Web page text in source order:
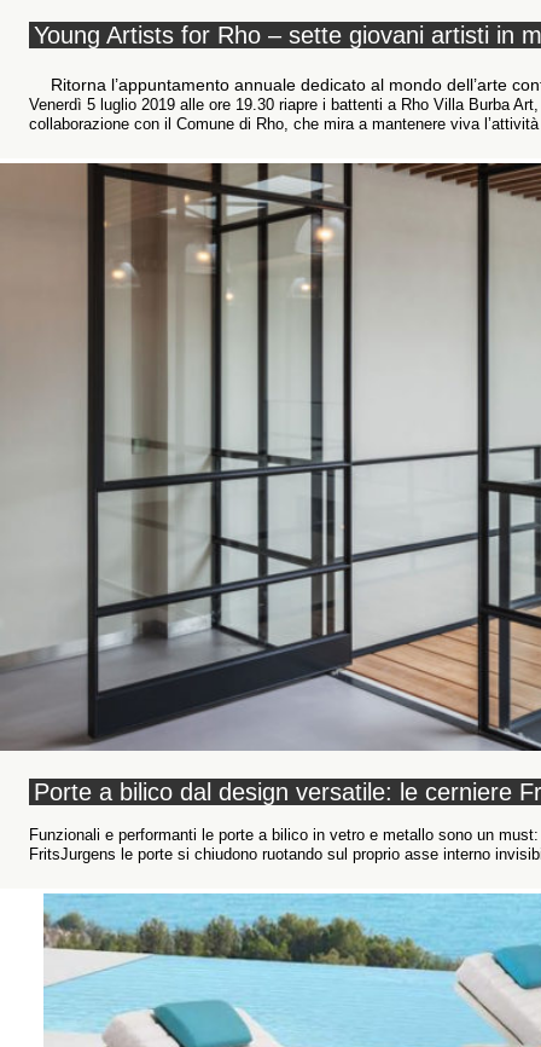
Young Artists for Rho – sette giovani artisti in
Ritorna l’appuntamento annuale dedicato al mondo dell’arte
Venerdì 5 luglio 2019 alle ore 19.30 riapre i battenti a Rho Villa Burba
collaborazione con il Comune di Rho, che mira a mantenere viva
Porte a bilico dal design versatile: le cerniere
Funzionali e performanti le porte a bilico in vetro e metallo sono un
FritsJurgens le porte si chiudono ruotando sul proprio asse interno